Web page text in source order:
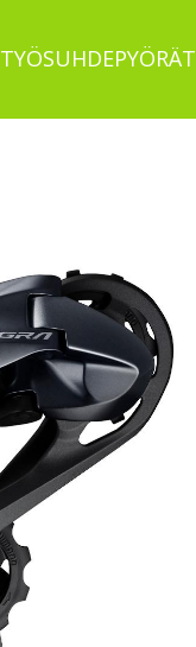
TYÖSUHDEPYÖRÄT